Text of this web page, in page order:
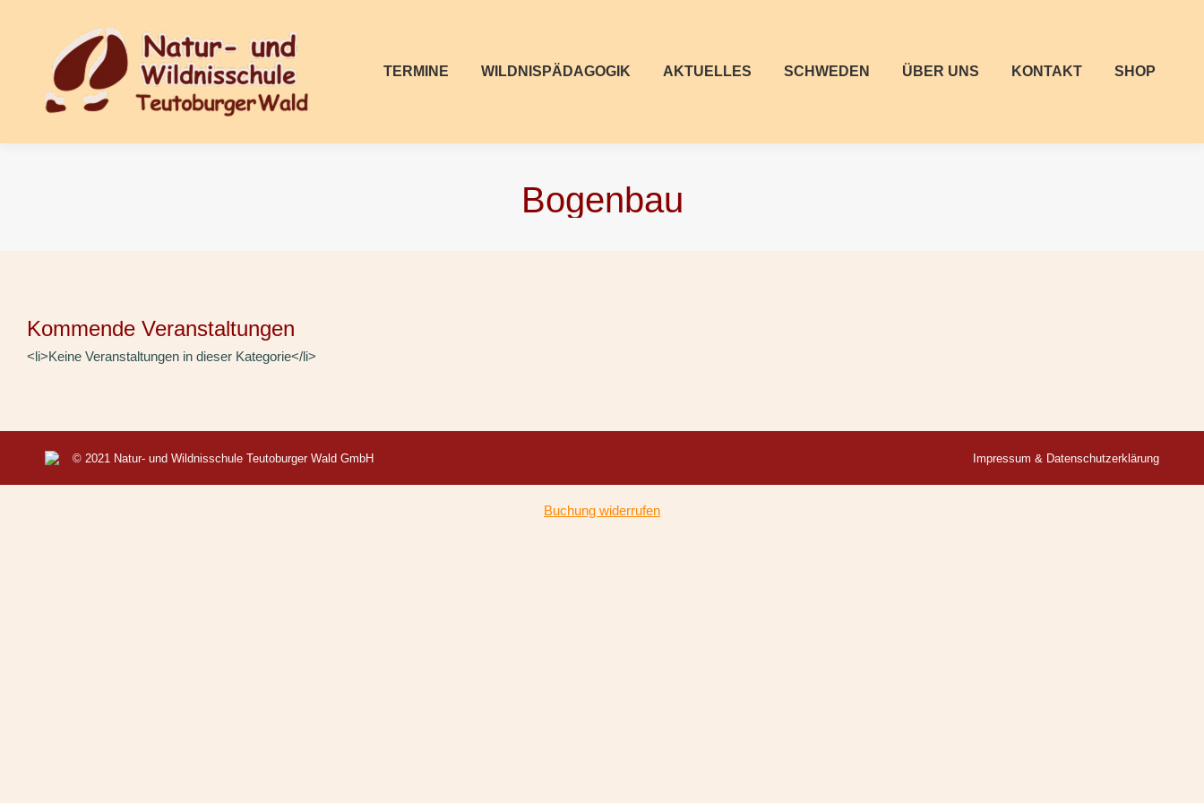
TERMINE WILDNISPÄDAGOGIK AKTUELLES SCHWEDEN ÜBER UNS KONTAKT SHOP
Bogenbau
Kommende Veranstaltungen
<li>Keine Veranstaltungen in dieser Kategorie</li>
© 2021 Natur- und Wildnisschule Teutoburger Wald GmbH Impressum & Datenschutzerklärung
Buchung widerrufen